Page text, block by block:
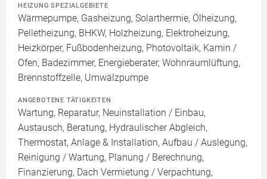
HEIZUNG SPEZIALGEBIETE
Wärmepumpe, Gasheizung, Solarthermie, Ölheizung,
Pelletheizung, BHKW, Holzheizung, Elektroheizung,
Heizkörper, Fußbodenheizung, Photovoltaik, Kamin /
Ofen, Badezimmer, Energieberater, Wohnraumlüftung,
Brennstoffzelle, Umwälzpumpe
ANGEBOTENE TÄTIGKEITEN
Wartung, Reparatur, Neuinstallation / Einbau,
Austausch, Beratung, Hydraulischer Abgleich,
Thermostat, Anlage & Installation, Aufbau / Auslegung,
Reinigung / Wartung, Planung / Berechnung,
Finanzierung, Dach Vermietung / Verpachtung,